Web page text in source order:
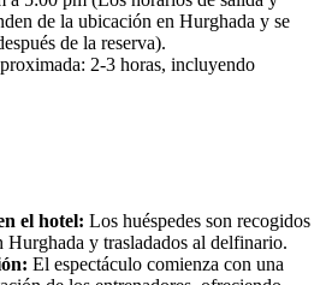
de la ubicación en Hurghada y se
de la reserva).
2-3 horas, incluyendo
el hotel: Los huéspedes son recogidos
Hurghada y trasladados al delfinario.
El espectáculo comienza con una